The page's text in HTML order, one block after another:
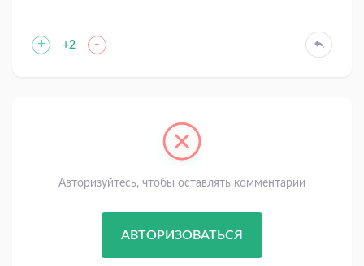
+ +2 -
Авторизуйтесь, чтобы оставлять комментарии
АВТОРИЗОВАТЬСЯ